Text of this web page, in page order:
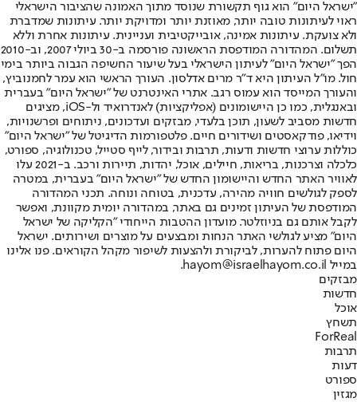
"ישראל היום" הוא גוף תקשורת שנוסד מתוך האמונה שהציבור הישראלי
ראוי לעיתונות טובה יותר, מאוזנת יותר ומדויקת יותר. עיתונות שמדברת
ולא צועקת. עיתונות אמינה, אובייקטיבית ועניינית. עיתונות אחרת וללא
תשלום. המהדורה המודפסת הראשונה פורסמה ב-30 ביולי 2007, וב-2010
הפך "ישראל היום" לעיתון הישראלי בעל שיעור החשיפה הגבוה ביותר בימי
חול. מו"ל העיתון היא ד"ר מרים אדלסון. העורך הראשי הוא עמר לחמנוביץ,
והעורך המייסד הוא עמוס רגב. אתרי האינטרנט של "ישראל היום" בעברית
ובאנגלית, כמו כן היישומונים (אפליקציות) לאנדרואיד ול-iOS, מציגים
חדשות מסביב לשעון, תוכן בלעדי, מבזקים ועדכונים, ניתוחים ופרשנויות,
וידיאו, פודקאסטים ושידורים חיים. פלטפורמות הדיגיטל של "ישראל היום"
כוללות ערוצי חדשות ודעות, תרבות ובידור, לייף סטייל, טכנולוגיה, ספורט,
כלכלה וצרכנות, בריאות, חיילים, אוכל, יהדות, תיירות ורכב. ב-2021 עלו
לאוויר האתר החדש והיישומון החדש של "ישראל היום" בעברית, במטרה
לספק לגולשים חוויה מהירה, עדכנית, בטוחה ונוחה. תכני המהדורה
המודפסת של העיתון זמינים גם באתר, במהדורה יומית מקוונת, ואפשר
לקבל אותם גם בניוזלטר. מועדון ההטבות הייחודי "הקליקה של ישראל
היום" מציע לגולשי האתר הנחות ומבצעים על מוצרים ושירותים. ישראל
היום פתוח להערות, לביקורת ולהצעות לשיפור מקהל הקוראים. פנו אלינו
במייל hayom@israelhayom.co.il.
מבזקים
חדשות
אוכל
תשחץ
ForReal
תרבות
דעות
ספורט
מגזין